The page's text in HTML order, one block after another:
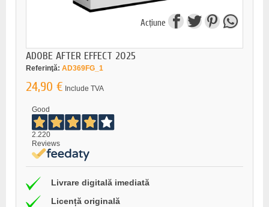
Acțiune
ADOBE AFTER EFFECT 2025
Referinţă: AD369FG_1
24,90 € Include TVA
Good
2.220
Reviews
Livrare digitală imediată
Licență originală